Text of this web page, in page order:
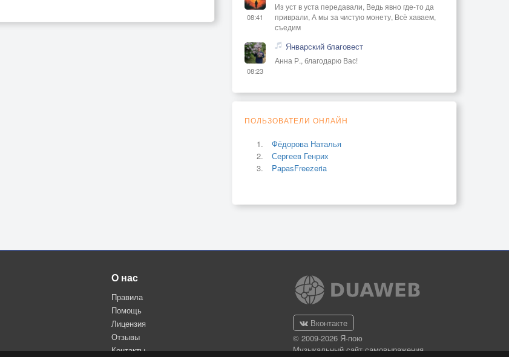
08:41
Из уст в уста передавали, Ведь явно где-то да
приврали, А мы за чистую монету, Всё хаваем,
съедим
08:23
Январский благовест
Анна Р., благодарю Вас!
ПОЛЬЗОВАТЕЛИ ОНЛАЙН
Фёдорова Наталья
Сергеев Генрих
PapasFreezeria
О нас
Правила
Помощь
Лицензия
Отзывы
Контакты
Вконтакте
© 2009-2026 Я-пою
Музыкальный сайт самовыражения